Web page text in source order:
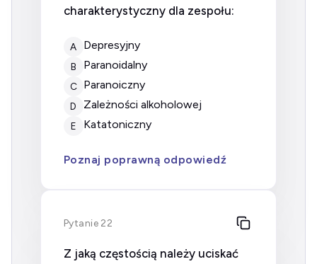
charakterystyczny dla zespołu:
A Depresyjny
B Paranoidalny
C Paranoiczny
D Zależności alkoholowej
E Katatoniczny
Poznaj poprawną odpowiedź
Pytanie 22
Z jaką częstością należy uciskać